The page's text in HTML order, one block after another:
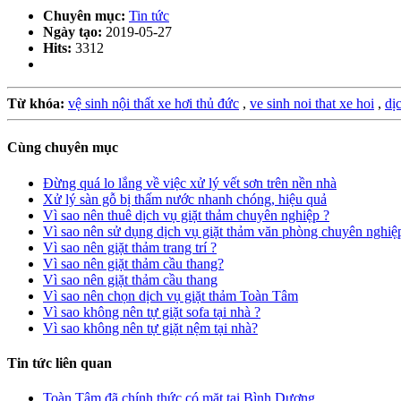
Chuyên mục: Tin tức
Ngày tạo: 2019-05-27
Hits: 3312
Từ khóa: vệ sinh nội thất xe hơi thủ đức , ve sinh noi that xe hoi ,
Cùng chuyên mục
Đừng quá lo lắng về việc xử lý vết sơn trên nền nhà
Xử lý sàn gỗ bị thấm nước nhanh chóng, hiệu quả
Vì sao nên thuê dịch vụ giặt thảm chuyên nghiệp ?
Vì sao nên sử dụng dịch vụ giặt thảm văn phòng chuyên
Vì sao nên giặt thảm trang trí ?
Vì sao nên giặt thảm cầu thang?
Vì sao nên giặt thảm cầu thang
Vì sao nên chọn dịch vụ giặt thảm Toàn Tâm
Vì sao không nên tự giặt sofa tại nhà ?
Vì sao không nên tự giặt nệm tại nhà?
Tin tức liên quan